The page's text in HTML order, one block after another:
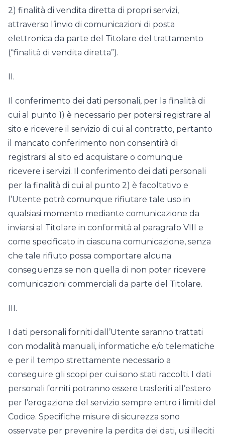
2) finalità di vendita diretta di propri servizi,
attraverso l’invio di comunicazioni di posta
elettronica da parte del Titolare del trattamento
(“finalità di vendita diretta”).
II.
Il conferimento dei dati personali, per la finalità di
cui al punto 1) è necessario per potersi registrare al
sito e ricevere il servizio di cui al contratto, pertanto
il mancato conferimento non consentirà di
registrarsi al sito ed acquistare o comunque
ricevere i servizi. Il conferimento dei dati personali
per la finalità di cui al punto 2) è facoltativo e
l’Utente potrà comunque rifiutare tale uso in
qualsiasi momento mediante comunicazione da
inviarsi al Titolare in conformità al paragrafo VIII e
come specificato in ciascuna comunicazione, senza
che tale rifiuto possa comportare alcuna
conseguenza se non quella di non poter ricevere
comunicazioni commerciali da parte del Titolare.
III.
I dati personali forniti dall’Utente saranno trattati
con modalità manuali, informatiche e/o telematiche
e per il tempo strettamente necessario a
conseguire gli scopi per cui sono stati raccolti. I dati
personali forniti potranno essere trasferiti all’estero
per l’erogazione del servizio sempre entro i limiti del
Codice. Specifiche misure di sicurezza sono
osservate per prevenire la perdita dei dati, usi illeciti